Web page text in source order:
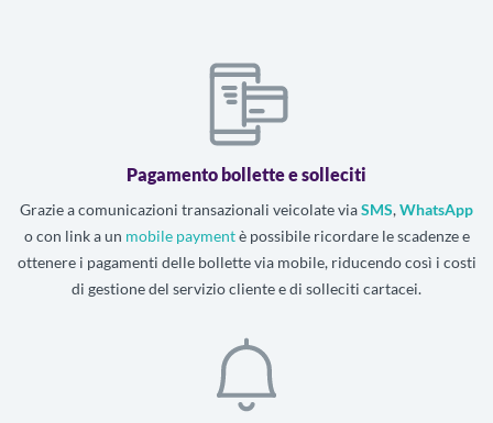
Pagamento bollette e solleciti
Grazie a comunicazioni transazionali veicolate viaSMS,WhatsApp
o con link a un mobile paymentè possibile ricordare le scadenze e
ottenere i pagamenti delle bollette via mobile, riducendo così i costi
di gestione del servizio cliente e di solleciti cartacei.